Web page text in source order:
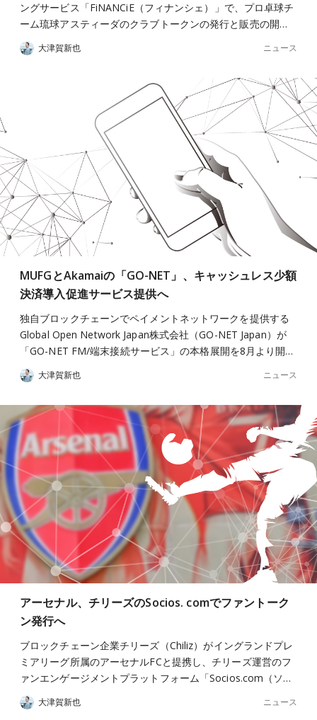
ングサービス「FiNANCiE（フィナンシェ）」で、プロ卓球チ
ーム琉球アスティーダのクラブトークンの発行と販売の開…
大津賀新也 ニュース
MUFGとAkamaiの「GO-NET」、キャッシュレス少額
決済導入促進サービス提供へ
独自ブロックチェーンでペイメントネットワークを提供する
Global Open Network Japan株式会社（GO-NET Japan）が
「GO-NET FM/端末接続サービス」の本格展開を8月より開…
大津賀新也 ニュース
アーセナル、チリーズのSocios. comでファントーク
ン発行へ
ブロックチェーン企業チリーズ（Chiliz）がイングランドプレ
ミアリーグ所属のアーセナルFCと提携し、チリーズ運営のフ
ァンエンゲージメントプラットフォーム「Socios.com（ソ…
大津賀新也 ニュース